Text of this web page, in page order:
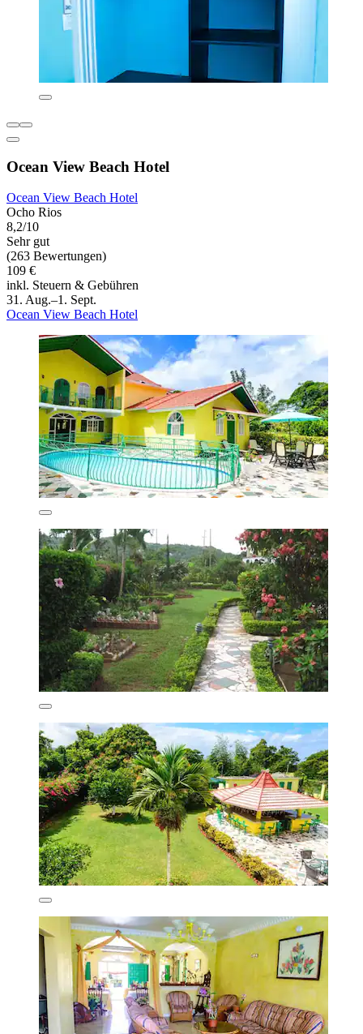
Ocean View Beach Hotel
Ocean View Beach Hotel
Ocho Rios
8,2/10
Sehr gut
(263 Bewertungen)
109 €
inkl. Steuern & Gebühren
31. Aug.–1. Sept.
Ocean View Beach Hotel